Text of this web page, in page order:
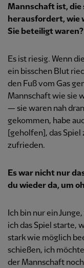
Mannschaft ist,
herausfordert, wie
Sie beteiligt waren?
Es ist riesig. Wenn
ein bisschen Blut
den Fuß vom Gas
Mannschaft wie sie
— sie waren nah
gekommen, habe
[geholfen], das
zufrieden.
Es war nicht nur
du wieder da, um
Ich bin nur ein
ich das Spiel starte,
stark wie möglich
schießen, ich
der Mannschaft